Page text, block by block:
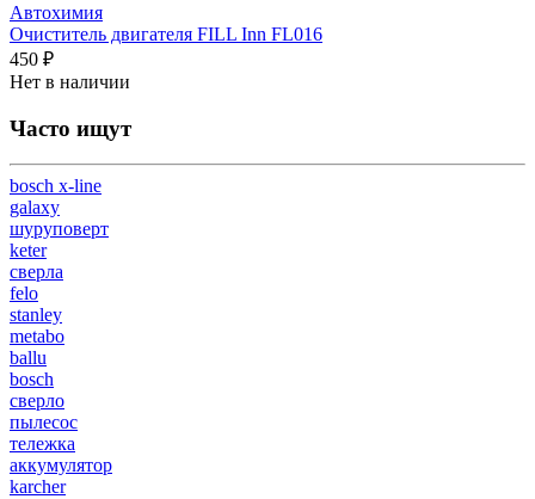
Автохимия
Очиститель двигателя FILL Inn FL016
450 ₽
Нет в наличии
Часто ищут
bosch x-line
galaxy
шуруповерт
keter
сверла
felo
stanley
metabo
ballu
bosch
сверло
пылесос
тележка
аккумулятор
karcher